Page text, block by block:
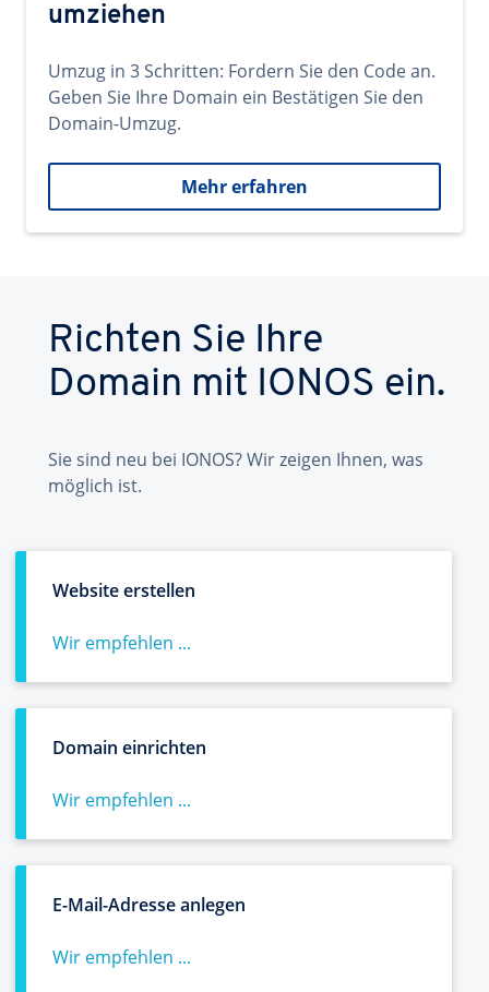
umziehen
Umzug in 3 Schritten: Fordern Sie den Code an.
Geben Sie Ihre Domain ein Bestätigen Sie den
Domain-Umzug.
Mehr erfahren
Richten Sie Ihre
Domain mit IONOS ein.
Sie sind neu bei IONOS? Wir zeigen Ihnen, was
möglich ist.
Website erstellen
Wir empfehlen ...
Domain einrichten
Wir empfehlen ...
E-Mail-Adresse anlegen
Wir empfehlen ...